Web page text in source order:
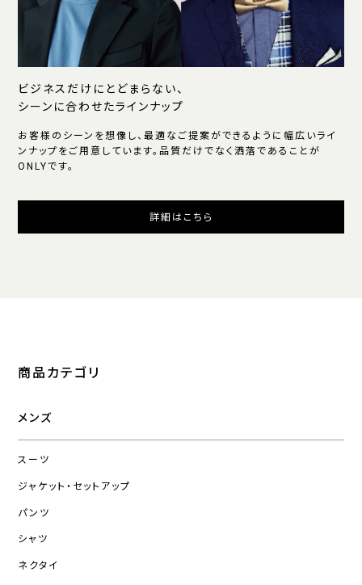
ビジネスだけにとどまらない、
シーンに合わせたラインナップ
お客様のシーンを想像し、最適なご提案ができるように幅広いライ
ンナップをご用意しています。品質だけでなく洒落であることが
ONLYです。
詳細はこちら
商品カテゴリ
メンズ
スーツ
ジャケット・セットアップ
パンツ
シャツ
ネクタイ